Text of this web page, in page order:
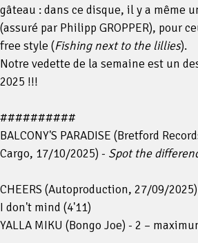
gâteau : dans ce disque, il y a même
(assuré par Philipp GROPPER), pour
free style (Fishing next to the lillies).
Notre vedette de la semaine est un
2025 !!!
##########
BALCONY'S PARADISE (Bretford
Cargo, 17/10/2025) - Spot the
CHEERS (Autoproduction, 27/09/
I don't mind (4'11)
YALLA MIKU (Bongo Joe) - 2 –